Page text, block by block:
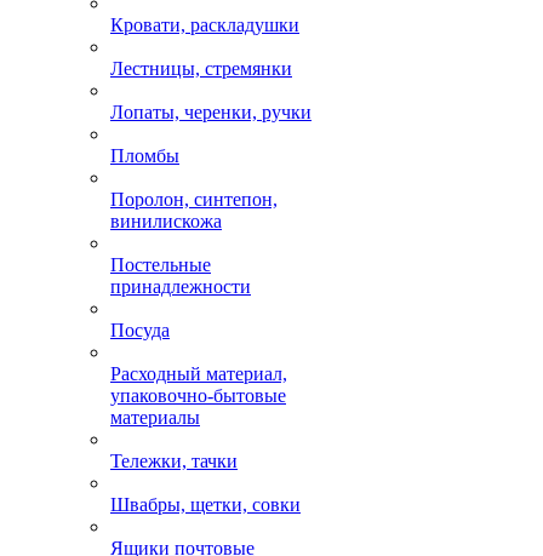
Кровати, раскладушки
Лестницы, стремянки
Лопаты, черенки, ручки
Пломбы
Поролон, синтепон,
винилискожа
Постельные
принадлежности
Посуда
Расходный материал,
упаковочно-бытовые
материалы
Тележки, тачки
Швабры, щетки, совки
Ящики почтовые